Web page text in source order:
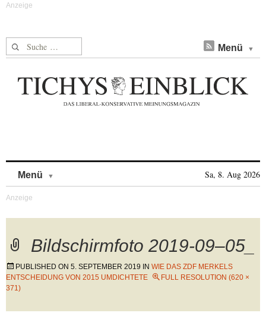
Suche nach: Menü
Menü Sa, 8. Aug 2026
Bildschirmfoto 2019-09–05_
PUBLISHED ON 5. SEPTEMBER 2019 IN WIE DAS ZDF MERKELS
ENTSCHEIDUNG VON 2015 UMDICHTETE
FULL RESOLUTION (620 ×
371)